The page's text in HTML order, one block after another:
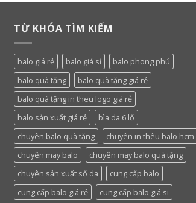
TỪ KHÓA TÌM KIẾM
balo giá rẻ balo giá sỉ
balo phong phú
balo quà tặng
balo quà tặng giá rẻ
balo quà tặng in theu logo giá rẻ
balo sản xuất giá rẻ
bìa da 6 lổ
chuyên balo quà tặng
chuyên in thêu balo hcm
chuyên may balo
chuyên may balo quà tặng
chuyên sản xuất sổ da
cung cấp balo
cung cấp balo giá rẻ
cung cấp balo giá si